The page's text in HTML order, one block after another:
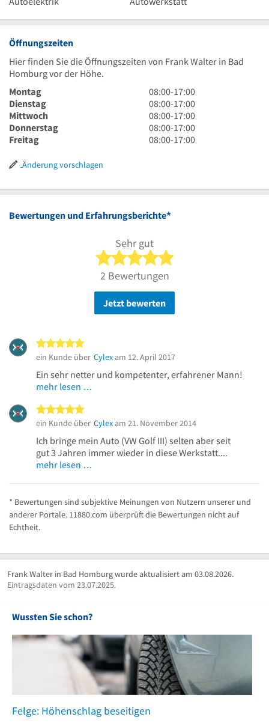
Öffnungszeiten
Hier finden Sie die Öffnungszeiten von Frank Walter in Bad
Homburg vor der Höhe.
Montag
8
Uhr
bis
17
Uhr
08:00-17:00
Dienstag
8
Uhr
bis
17
08:00-17:00
Mittwoch
8
Uhr
bis
08:00-17:00
Donnerstag
8
Uhr
08:00-17:00
Freitag
8
Uhr
08:00-17:00
Änderung vorschlagen
Bewertungen und Erfahrungsberichte*
Sehr gut
5 von 5 Sternen
2 Bewertungen
Jetzt bewerten
ein Kunde über Cylex am 12. April 2017
Ein sehr netter und kompetenter, erfahrener Mann!
mehr lesen …
ein Kunde über Cylex am 21. November 2014
Ich bringe mein Auto (VW Golf III) selten aber seit
gut 3 Jahren immer wieder in diese Werkstatt....
mehr lesen …
* Bewertungen sind subjektive Meinungen von Nutzern unserer und
anderer Portale. 11880.com überprüft die Bewertungen nicht auf
Echtheit.
Frank Walter in Bad Homburg wurde aktualisiert am 03.08.2026.
Eintragsdaten vom 23.07.2025.
Wussten Sie schon?
Felge: Höhenschlag beseitigen